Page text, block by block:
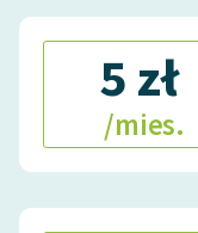
5 zł
/mies.